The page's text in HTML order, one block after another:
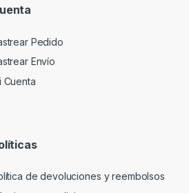
Pedido
Envío
Cuenta
de devoluciones y reembolsos